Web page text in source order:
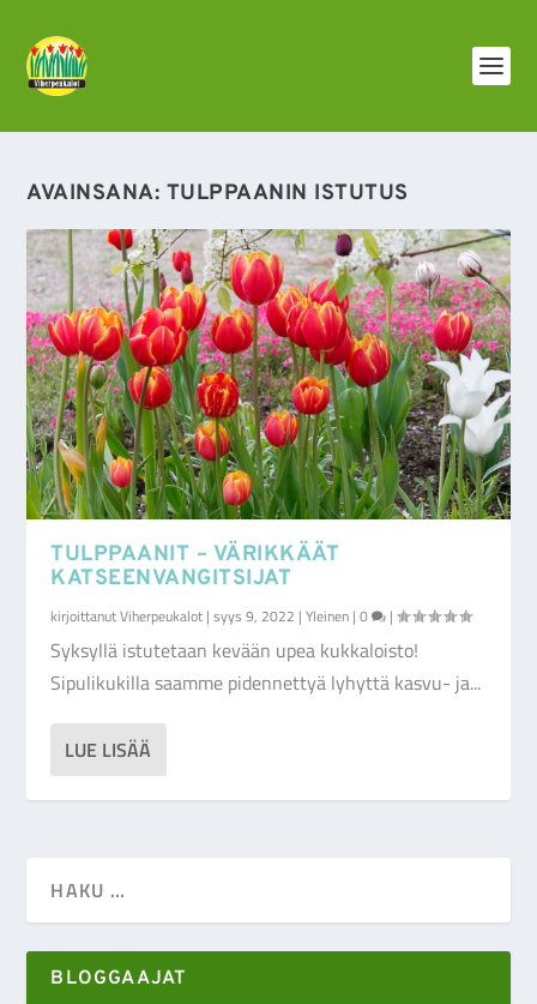
AVAINSANA: TULPPAANIN ISTUTUS
TULPPAANIT – VÄRIKKÄÄT
KATSEENVANGITSIJAT
kirjoittanutViherpeukalot |syys 9, 2022 |Yleinen |0 |
Syksyllä istutetaan kevään upea kukkaloisto!
Sipulikukilla saamme pidennettyä lyhyttä kasvu- ja...
LUE LISÄÄ
BLOGGAAJAT